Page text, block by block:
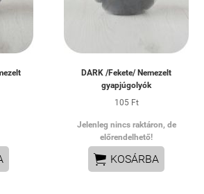
DARK /Fekete/ Nemezelt
gyapjúgolyók
105 Ft
Jelenleg nincs raktáron, de
előrendelhető!
 KOSÁRBA